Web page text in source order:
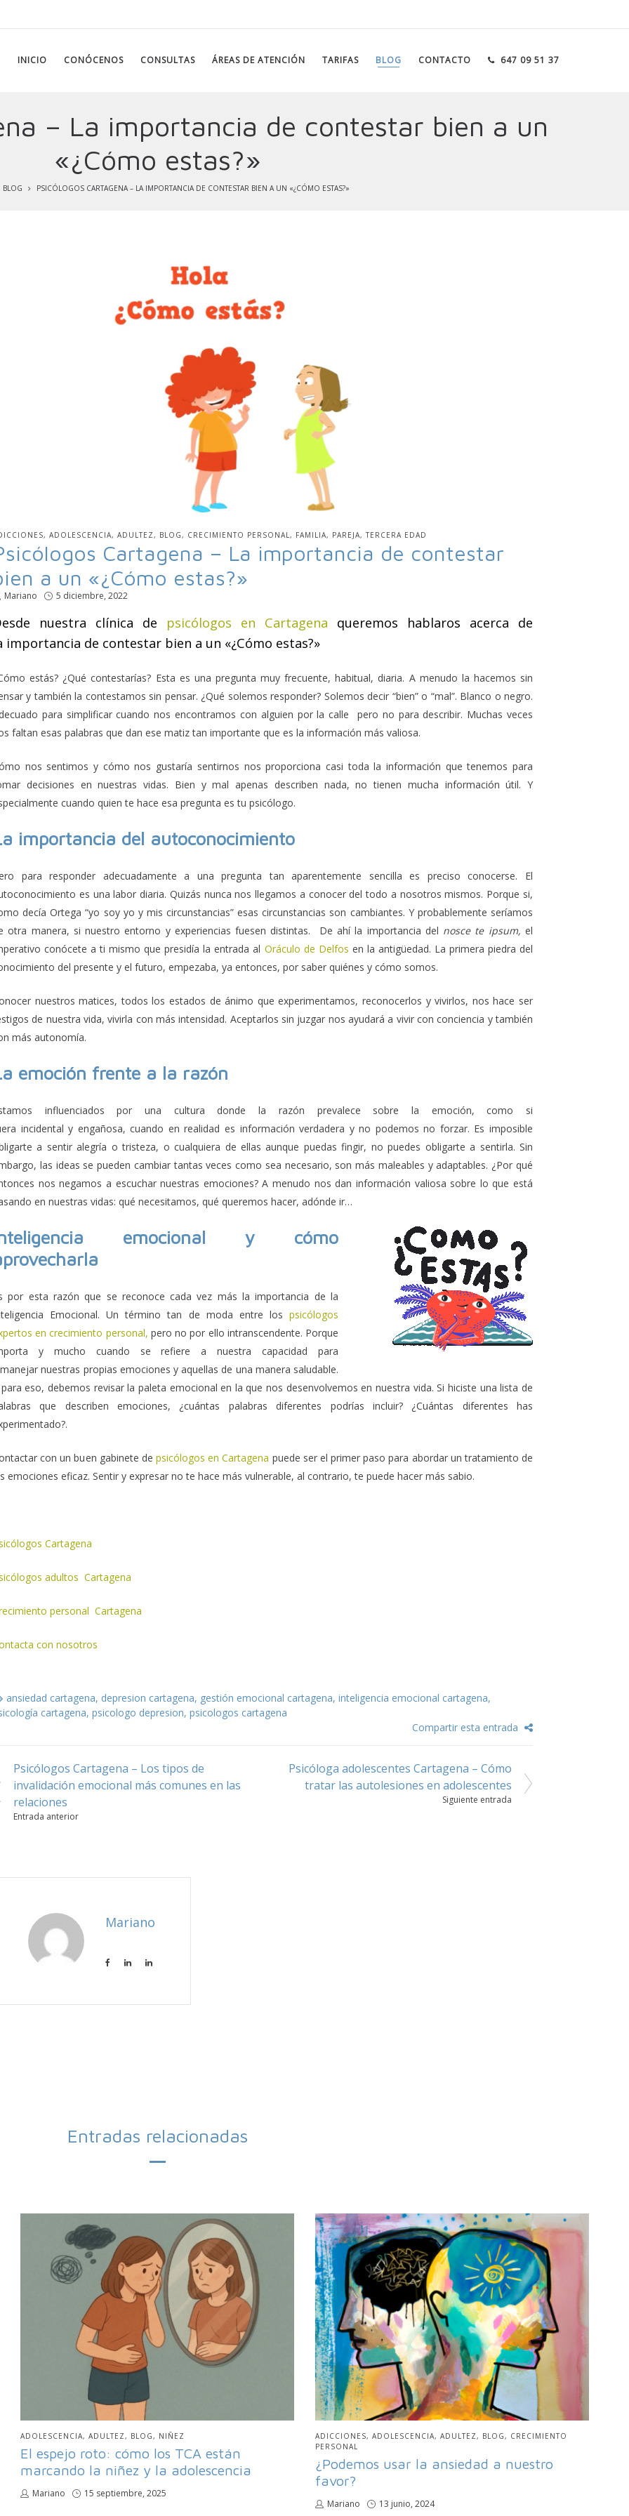
INICIO CONÓCENOS CONSULTAS ÁREAS DE ATENCIÓN TARIFAS BLOG CONTACTO 647 09 51 37
– La importancia de contestar bien a un
«¿Cómo estas?»
BLOG PSICÓLOGOS CARTAGENA – LA IMPORTANCIA DE CONTESTAR BIEN A UN «¿CÓMO ESTAS?»
ADOLESCENCIA ADULTEZ BLOG CRECIMIENTO PERSONAL FAMILIA PAREJA TERCERA EDAD
Cartagena – La importancia de contestar
a un «¿Cómo estas?»
por
Mariano
Publicado
5 diciembre, 2022
nuestra clínica de psicólogos en Cartagena queremos hablaros acerca de
importancia de contestar bien a un «¿Cómo estas?»
estás? ¿Qué contestarías? Esta es una pregunta muy frecuente, habitual, diaria. A menudo la hacemos sin
y también la contestamos sin pensar. ¿Qué solemos responder? Solemos decir “bien” o “mal”. Blanco o negro.
para simplificar cuando nos encontramos con alguien por la calle pero no para describir. Muchas veces
faltan esas palabras que dan ese matiz tan importante que es la información más valiosa.
nos sentimos y cómo nos gustaría sentirnos nos proporciona casi toda la información que tenemos para
decisiones en nuestras vidas. Bien y mal apenas describen nada, no tienen mucha información útil. Y
cuando quien te hace esa pregunta es tu psicólogo.
importancia del autoconocimiento
para responder adecuadamente a una pregunta tan aparentemente sencilla es preciso conocerse. El
es una labor diaria. Quizás nunca nos llegamos a conocer del todo a nosotros mismos. Porque si,
decía Ortega “yo soy yo y mis circunstancias” esas circunstancias son cambiantes. Y probablemente seríamos
otra manera, si nuestro entorno y experiencias fuesen distintas. De ahí la importancia del nosce te ipsum,el
conócete a ti mismo que presidía la entrada al Oráculo de Delfos en la antigüedad. La primera piedra del
del presente y el futuro, empezaba, ya entonces, por saber quiénes y cómo somos.
nuestros matices, todos los estados de ánimo que experimentamos, reconocerlos y vivirlos, nos hace ser
de nuestra vida, vivirla con más intensidad. Aceptarlos sin juzgar nos ayudará a vivir con conciencia y también
más autonomía.
emoción frente a la razón
influenciados por una cultura donde la razón prevalece sobre la emoción, como si
incidental y engañosa, cuando en realidad es información verdadera y no podemos no forzar. Es imposible
a sentir alegría o tristeza, o cualquiera de ellas aunque puedas fingir, no puedes obligarte a sentirla. Sin
las ideas se pueden cambiar tantas veces como sea necesario, son más maleables y adaptables. ¿Por qué
nos negamos a escuchar nuestras emociones? A menudo nos dan información valiosa sobre lo que está
en nuestras vidas: qué necesitamos, qué queremos hacer, adónde ir…
emocional y cómo
por esta razón que se reconoce cada vez más la importancia de la
Emocional. Un término tan de moda entre los psicólogos
en crecimiento personal, pero no por ello intranscendente. Porque
y mucho cuando se refiere a nuestra capacidad para
nuestras propias emociones y aquellas de una manera saludable.
eso, debemos revisar la paleta emocional en la que nos desenvolvemos en nuestra vida. Si hiciste una lista de
que describen emociones, ¿cuántas palabras diferentes podrías incluir? ¿Cuántas diferentes has
con un buen gabinete de psicólogos en Cartagena puede ser el primer paso para abordar un tratamiento de
emociones eficaz. Sentir y expresar no te hace más vulnerable, al contrario, te puede hacer más sabio.
Cartagena
adultos Cartagena
personal Cartagena
con nosotros
ansiedad cartagena, depresion cartagena, gestión emocional cartagena, inteligencia emocional cartagena,
cartagena, psicologo depresion, psicologos cartagena
Compartir esta entrada
entradas
Psicólogos Cartagena – Los tipos de
invalidación emocional más comunes en las
relaciones
Entrada anterior
Psicóloga adolescentes Cartagena – Cómo
tratar las autolesiones en adolescentes
Siguiente entrada
Mariano
Entradas relacionadas
PUBLICADO
ADOLESCENCIA ADULTEZ BLOG NIÑEZ
El espejo roto: cómo los TCA están
marcando la niñez y la adolescencia
por
Mariano
Publicado
15 septiembre, 2025
PUBLICADO
EN
ADICCIONES ADOLESCENCIA ADULTEZ BLOG
CRECIMIENTO
PERSONAL
¿Podemos usar la ansiedad a nuestro
favor?
por
Mariano
Publicado
13 junio, 2024